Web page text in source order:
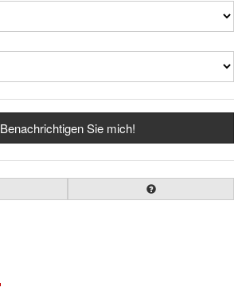
Benachrichtigen Sie mich!